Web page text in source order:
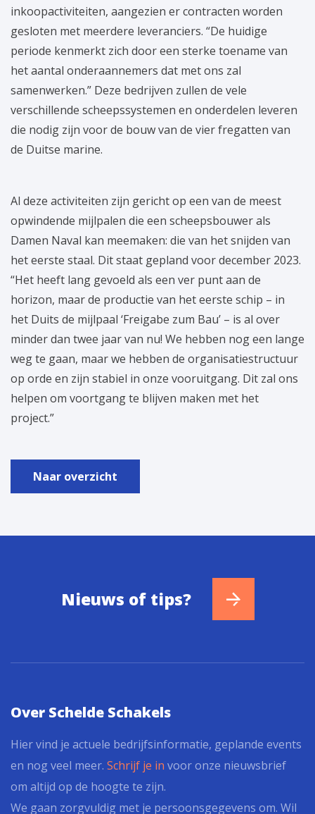
inkoopactiviteiten, aangezien er contracten worden
gesloten met meerdere leveranciers. “De huidige
periode kenmerkt zich door een sterke toename van
het aantal onderaannemers dat met ons zal
samenwerken.” Deze bedrijven zullen de vele
verschillende scheepssystemen en onderdelen leveren
die nodig zijn voor de bouw van de vier fregatten van
de Duitse marine.
Al deze activiteiten zijn gericht op een van de meest
opwindende mijlpalen die een scheepsbouwer als
Damen Naval kan meemaken: die van het snijden van
het eerste staal. Dit staat gepland voor december 2023.
“Het heeft lang gevoeld als een ver punt aan de
horizon, maar de productie van het eerste schip – in
het Duits de mijlpaal ‘Freigabe zum Bau’ – is al over
minder dan twee jaar van nu! We hebben nog een lange
weg te gaan, maar we hebben de organisatiestructuur
op orde en zijn stabiel in onze vooruitgang. Dit zal ons
helpen om voortgang te blijven maken met het
project.”
Naar overzicht
Nieuws of tips?
Over Schelde Schakels
Hier vind je actuele bedrijfsinformatie, geplande events
en nog veel meer. Schrijf je in voor onze nieuwsbrief
om altijd op de hoogte te zijn.
We gaan zorgvuldig met je persoonsgegevens om. Wil